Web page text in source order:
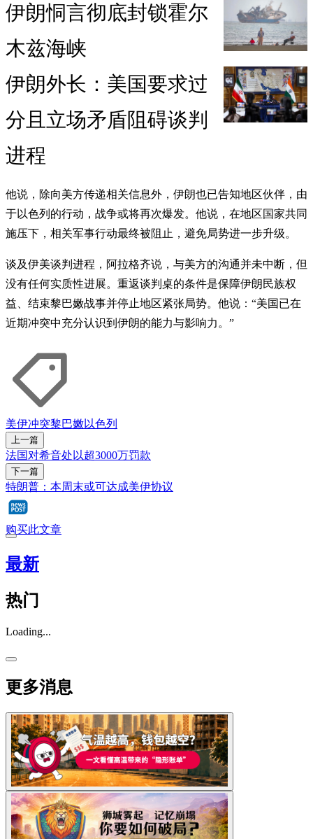
伊朗恫言彻底封锁霍尔
木兹海峡
伊朗外长：美国要求过
分且立场矛盾阻碍谈判
进程
他说，除向美方传递相关信息外，伊朗也已告知地区伙伴，由
于以色列的行动，战争或将再次爆发。他说，在地区国家共同
施压下，相关军事行动最终被阻止，避免局势进一步升级。
谈及伊美谈判进程，阿拉格齐说，与美方的沟通并未中断，但
没有任何实质性进展。重返谈判桌的条件是保障伊朗民族权
益、结束黎巴嫩战事并停止地区紧张局势。他说：“美国已在
近期冲突中充分认识到伊朗的能力与影响力。”
美伊冲突黎巴嫩以色列
上一篇
法国对希音处以超3000万罚款
下一篇
特朗普：本周末或可达成美伊协议
购买此文章
最新
热门
Loading...
更多消息